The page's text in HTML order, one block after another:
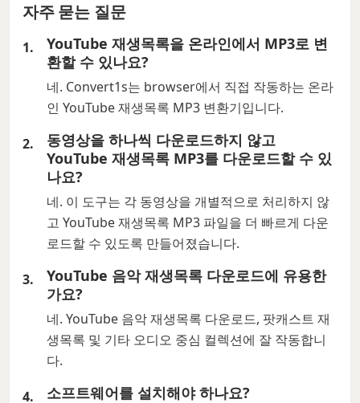
자주 묻는 질문
YouTube 재생목록을 온라인에서 MP3로 변
환할 수 있나요?
네. Convert1s는 browser에서 직접 작동하는 온라
인 YouTube 재생목록 MP3 변환기입니다.
동영상을 하나씩 다운로드하지 않고
YouTube 재생목록 MP3를 다운로드할 수 있
나요?
네. 이 도구는 각 동영상을 개별적으로 처리하지 않
고 YouTube 재생목록 MP3 파일을 더 빠르게 다운
로드할 수 있도록 만들어졌습니다.
YouTube 음악 재생목록 다운로드에 유용한
가요?
네. YouTube 음악 재생목록 다운로드, 팟캐스트 재
생목록 및 기타 오디오 중심 컬렉션에 잘 작동합니
다.
소프트웨어를 설치해야 하나요?